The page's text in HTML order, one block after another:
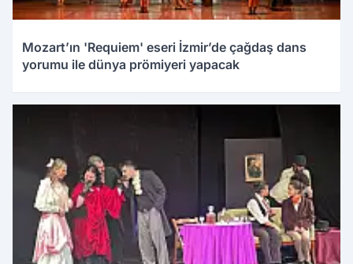
Mozart’ın 'Requiem' eseri İzmir’de çağdaş dans
yorumu ile dünya prömiyeri yapacak